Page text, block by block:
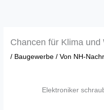
Chancen für Klima und
/ Baugewerbe / Von NH-
Elektroniker